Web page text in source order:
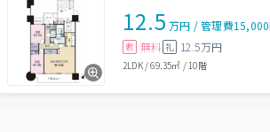
12.5 万円 /管理費
敷 無料 礼 12.5万円
2LDK/69.35㎡ / 10階